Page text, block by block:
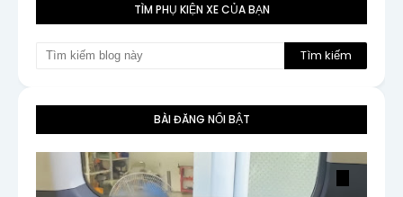
TÌM PHỤ KIỆN XE CỦA BẠN
BÀI ĐĂNG NỔI BẬT